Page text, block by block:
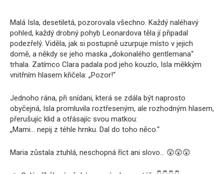
Malá Isla, desetiletá, pozorovala všechno. Každý naléhavý
pohled, každý drobný pohyb Leonardova těla jí připadal
podezřelý. Viděla, jak si postupně uzurpuje místo v jejich
domě, a někdy se jeho maska „dokonalého gentlemana“
trhala. Zatímco Clara padala pod jeho kouzlo, Isla měkkým
vnitřním hlasem křičela: „Pozor!“
Jednoho rána, při snídani, která se zdála být naprosto
obyčejná, Isla promluvila roztřeseným, ale rozhodným hlasem,
přerušujíc klid a otřásajíc svou matkou:
„Mami… nepij z téhle hrnku. Dal do toho něco.“
Maria zůstala ztuhlá, neschopná říct ani slovo… 😲😲😲